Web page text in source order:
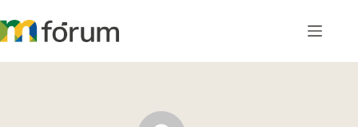
para
o